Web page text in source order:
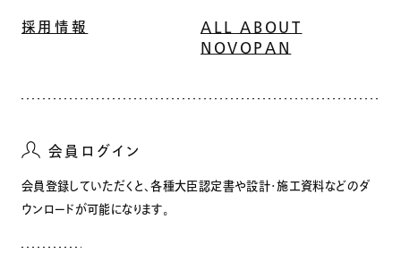
採用情報
ALL ABOUT
NOVOPAN
会員ログイン
会員登録していただくと、各種大臣認定書や設計・施工資料などのダ
ウンロードが可能になります。